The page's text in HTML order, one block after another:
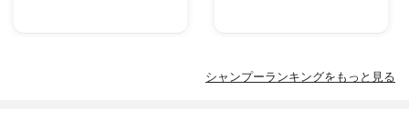
シャンプーランキングをもっと見る